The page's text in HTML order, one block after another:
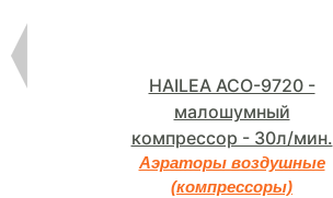
HAILEA ACO-9720 -
малошумный
компрессор - 30л/мин.
Аэраторы воздушные
(компрессоры)